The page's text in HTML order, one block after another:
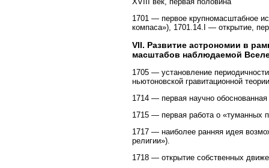
1701 — первое крупномасштабное
компаса»), 1701.14.I — открытие,
VII. Развитие астрономии в
масштабов наблюдаемой
1705 — установление
ньютоновской гравитационной
1714 — первая научно
1715 — первая работа о «туманных
1717 — наиболее ранняя идея
религии»).
1718 — открытие собственных